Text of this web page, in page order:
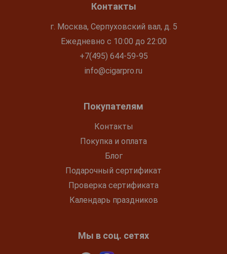
Контакты
г. Москва, Серпуховский вал, д. 5
Ежедневно с 10:00 до 22:00
+7(495) 644-59-95
info@cigarpro.ru
Покупателям
Контакты
Покупка и оплата
Блог
Подарочный сертификат
Проверка сертификата
Календарь праздников
Мы в соц. сетях